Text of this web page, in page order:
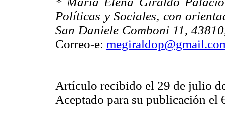
Políticas y Sociales, con
San Daniele Comboni 11,
Correo-e:
Artículo recibido el 29 de julio
Aceptado para su publicación el